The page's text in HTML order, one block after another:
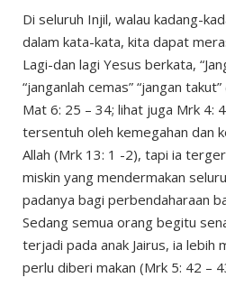
Di seluruh Injil, walau kadang-
dalam kata-kata, kita dapat
Lagi-dan lagi Yesus berkata,
“janganlah cemas” “jangan
Mat 6: 25 – 34; lihat juga Mrk 4:
tersentuh oleh kemegahan dan
Allah (Mrk 13: 1 -2), tapi ia
miskin yang mendermakan
padanya bagi perbendaharaan
Sedang semua orang begitu
terjadi pada anak Jairus, ia lebih
perlu diberi makan (Mrk 5: 42 –